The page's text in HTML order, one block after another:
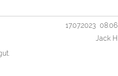
Jack H
17.07.2023 08:06